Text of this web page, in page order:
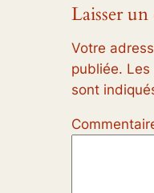
Laisser
Votre
publiée. Les
sont